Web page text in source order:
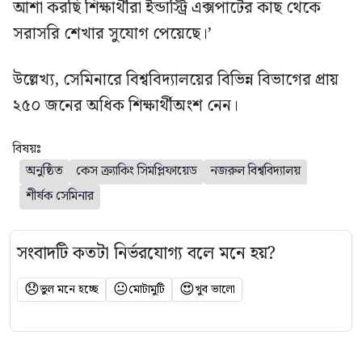
আশা করছি শিক্ষার্থীরা ইন্ডাস্ট্রি এক্সপার্টের কাছ থেকে
সরাসরি শেখার সুযোগ পেয়েছে।’
উল্লেখ্য, সেমিনারে বিশ্ববিদ্যালয়ের বিভিন্ন বিভাগের প্রায়
২৫০ জনের অধিক শিক্ষার্থীঅংশ নেন।
বিষয়ঃ
অনুষ্ঠিত
কেস ক্র্যাকিং সিমপ্লিফায়েড
নজরুল বিশ্ববিদ্যালয়
শীর্ষক সেমিনার
সংবাদটি কতটা নির্ভরযোগ্য বলে মনে হয়?
😞ভুল মনে হচ্ছে 😐মোটামুটি 😍খুব ভালো